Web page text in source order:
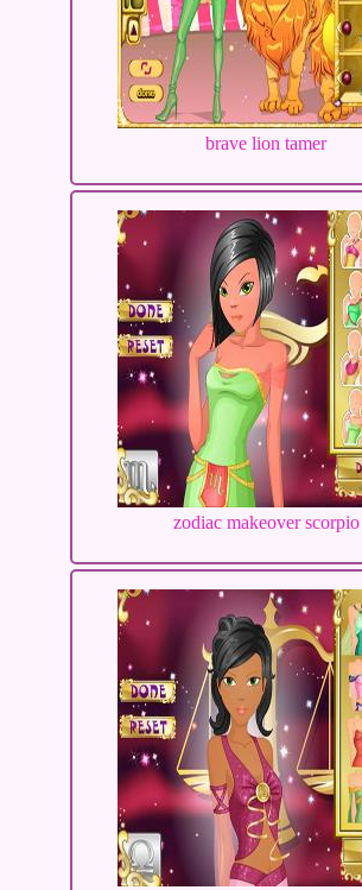
brave lion tamer
zodiac makeover scorpio